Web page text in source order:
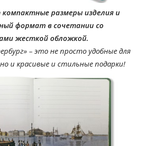
размеры изделия и
формат в сочетании со
жесткой обложкой.
– это не просто удобные для
и красивые и стильные подарки!